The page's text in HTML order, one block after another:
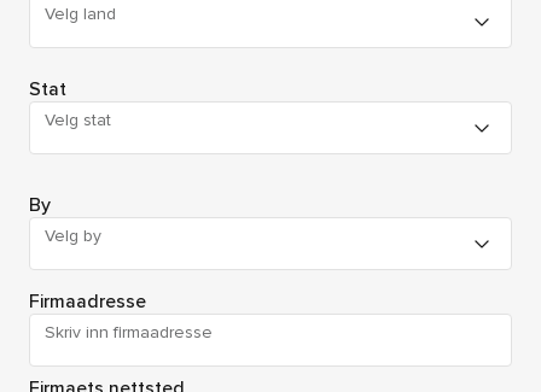
Velg land
Stat
Velg stat
By
Velg by
Firmaadresse